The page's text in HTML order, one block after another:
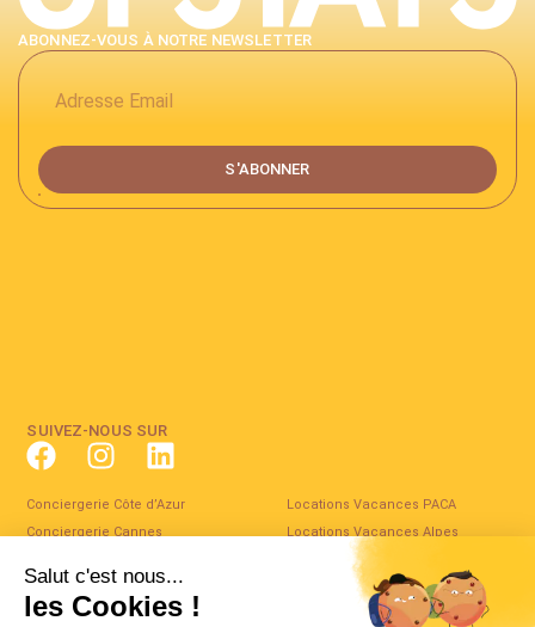
ABONNEZ-VOUS À NOTRE NEWSLETTER
S'ABONNER
SUIVEZ-NOUS SUR
Conciergerie Côte d’Azur
Conciergerie Cannes
Service de conciergerie pour
particulier
Locations Vacances PACA
Locations Vacances Alpes
Locations Vacances Côte d’Azur
Locations Vacances Vallauris